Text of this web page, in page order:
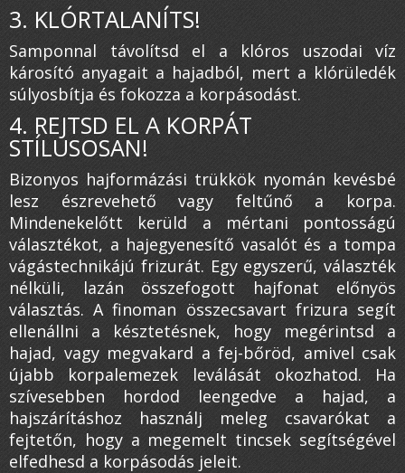
3. KLÓRTALANÍTS!
Samponnal távolítsd el a klóros uszodai víz
károsító anyagait a hajadból, mert a klórüledék
súlyosbítja és fokozza a korpásodást.
4. REJTSD EL A KORPÁT
STÍLUSOSAN!
Bizonyos hajformázási trükkök nyomán kevésbé
lesz észrevehető vagy feltűnő a korpa.
Mindenekelőtt kerüld a mértani pontosságú
választékot, a hajegyenesítő vasalót és a tompa
vágástechnikájú frizurát. Egy egyszerű, választék
nélküli, lazán összefogott hajfonat előnyös
választás. A finoman összecsavart frizura segít
ellenállni a késztetésnek, hogy megérintsd a
hajad, vagy megvakard a fej-bőröd, amivel csak
újabb korpalemezek leválását okozhatod. Ha
szívesebben hordod leengedve a hajad, a
hajszárításhoz használj meleg csavarókat a
fejtetőn, hogy a megemelt tincsek segítségével
elfedhesd a korpásodás jeleit.